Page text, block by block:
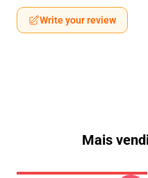
Write your review
Mais